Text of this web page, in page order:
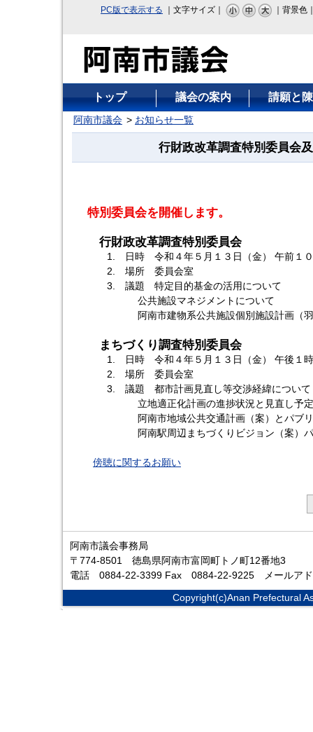
PC版で表示する ｜文字サイズ｜ ｜背景色
トップ 議会の案内 請願と
阿南市議会 お知らせ一覧
行財政改革調査特別委員会
特別委員会を開催します。
行財政改革調査特別委員会
1. 日時 令和４年５月１３日（金） 午前１０
2. 場所 委員会室
3. 議題 特定目的基金の活用について
公共施設マネジメント について
阿南市建物系公共施設個別施設計画（羽ノ
まちづくり調査特別委員会
1. 日時 令和４年５月１３日（金） 午後１時
2. 場所 委員会室
3. 議題 都市計画見直し等交渉経緯について
立地適正化計画の進捗状況と見直し予定
阿南市地域公共交通計画（案）とパブリッ
阿南駅周辺まちづくりビジョン（案）パブ
傍聴に関するお願い
阿南市議会事務局
〒774-8501 徳島県阿南市富岡町トノ町12番地3
電話 0884-22-3399 Fax 0884-22-9225 メールア
Copyright(c)Anan Prefectural